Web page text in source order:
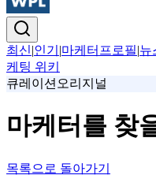
최신|인기 |마케터프로필|뉴
케팅 위키
큐레이션 오리지널
마케터를 찾
목록으로 돌아가기